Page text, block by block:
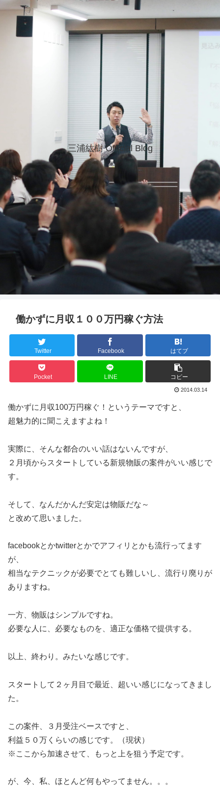
三浦紘樹 Official Blog
働かずに月収１００万円稼ぐ方法
Twitter Facebook はてブ
Pocket LINE コピー
2014.03.14
働かずに月収100万円稼ぐ！というテーマですと、
超魅力的に聞こえますよね！
実際に、そんな都合のいい話はないんですが、
２月頃からスタートしている新規物販の案件がいい感じで
す。
そして、なんだかんだ安定は物販だな～
と改めて思いました。
facebookとかtwitterとかでアフィリとかも流行ってます
が、
相当なテクニックが必要でとても難しいし、流行り廃りが
ありますね。
一方、物販はシンプルですね。
必要な人に、必要なものを、適正な価格で提供する。
以上、終わり。みたいな感じです。
スタートして２ヶ月目で最近、超いい感じになってきまし
た。
この案件、３月受注ベースですと、
利益５０万くらいの感じです。（現状）
※ここから加速させて、もっと上を狙う予定です。
が、今、私、ほとんど何もやってません。。。